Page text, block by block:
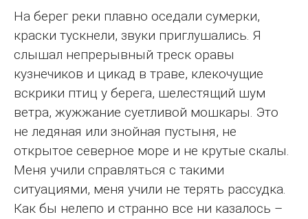
На берег реки плавно оседали сумерки,
краски тускнели, звуки приглушались. Я
слышал непрерывный треск оравы
кузнечиков и цикад в траве, клекочущие
вскрики птиц у берега, шелестящий шум
ветра, жужжание суетливой мошкары. Это
не ледяная или знойная пустыня, не
открытое северное море и не крутые скалы.
Меня учили справляться с такими
ситуациями, меня учили не терять рассудка.
Как бы нелепо и странно все ни казалось –